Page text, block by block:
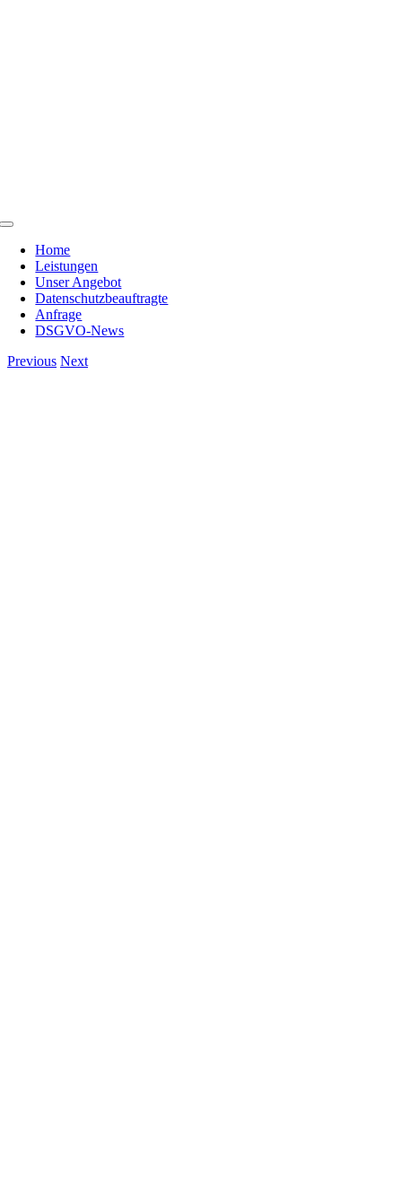
Toggle
NavigationHome
Leistungen
Unser Angebot
Datenschutzbeauftragte
Anfrage
DSGVO-News
Previous Next